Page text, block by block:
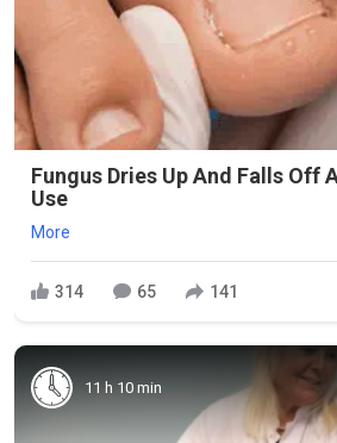
Fungus Dries Up And Falls Off
Use
More
314 65 141
11 h 10 min